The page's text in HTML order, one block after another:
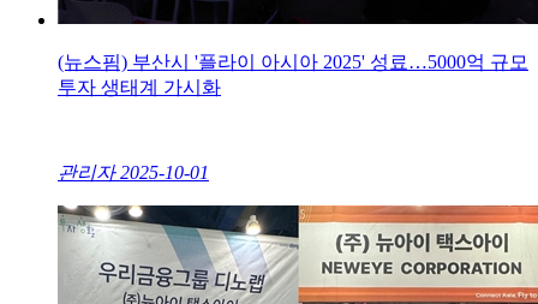
(뉴스핌) 부산시 '플라이 아시아 2025' 성료…5000억 규모
투자 생태계 가시화
관리자 2025-10-01